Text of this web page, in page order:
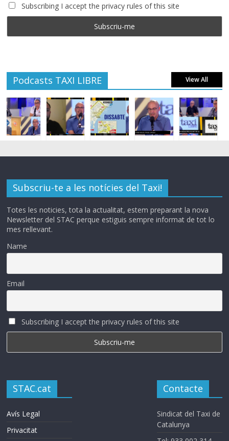
Subscribing I accept the privacy rules of this site
Podcasts TAXI LIBRE View All
Subscriu-te a les notícies del Taxi!
Totes les noticies, tota la actualitat, estem preparant la nova
Newsletter del STAC perque estiguis sempre informat de tot lo
mes rellevant.
Name
Email
Subscribing I accept the privacy rules of this site
STAC.cat
Avís Legal
Privacitat
Contacte
Sindicat del Taxi de
Catalunya